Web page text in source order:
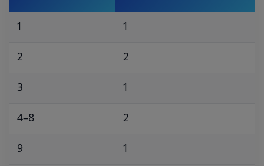
1 1
2 2
3 1
4–8 2
9 1